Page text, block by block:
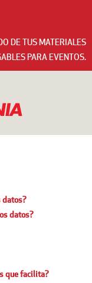
DE TUS MATERIALES
PARA EVENTOS.
datos?
datos?
que facilita?